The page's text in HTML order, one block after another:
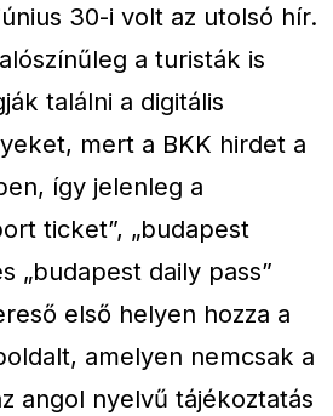
30-i volt az utolsó hír.
a turisták is
találni a digitális
mert a BKK hirdet a
így jelenleg a
ticket”, „budapest
„budapest daily pass”
első helyen hozza a
amelyen nemcsak a
angol nyelvű tájékoztatás